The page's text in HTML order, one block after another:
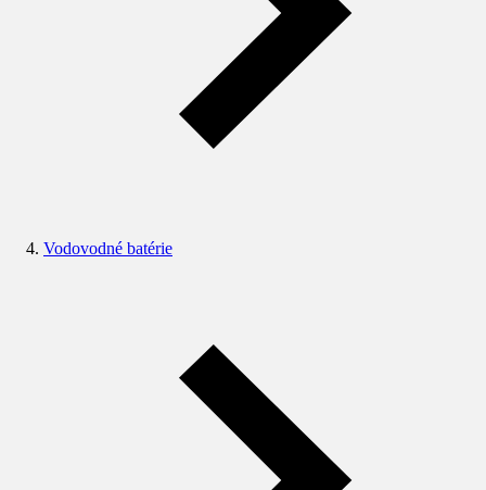
Vodovodné batérie